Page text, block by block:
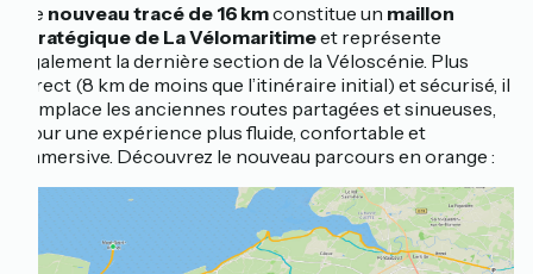
Ce nouveau tracé de 16 kmconstitue un maillon
stratégique de La Vélomaritimeet représente
également la dernière section de la Véloscénie. Plus
direct (8 km de moins que l’itinéraire initial) et sécurisé, il
remplace les anciennes routes partagées et sinueuses,
pour une expérience plus fluide, confortable et
immersive. Découvrez le nouveau parcours en orange :